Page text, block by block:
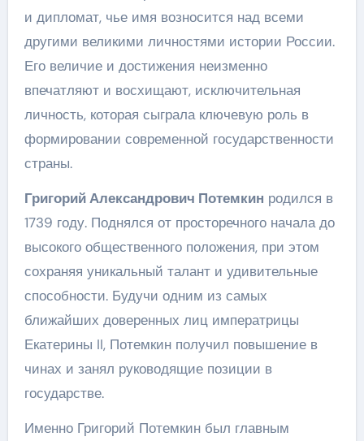
и дипломат, чье имя возносится над всеми
другими великими личностями истории России.
Его величие и достижения неизменно
впечатляют и восхищают, исключительная
личность, которая сыграла ключевую роль в
формировании современной государственности
страны.
Григорий Александрович Потемкин родился в
1739 году. Поднялся от просторечного начала до
высокого общественного положения, при этом
сохраняя уникальный талант и удивительные
способности. Будучи одним из самых
ближайших доверенных лиц императрицы
Екатерины II, Потемкин получил повышение в
чинах и занял руководящие позиции в
государстве.
Именно Григорий Потемкин был главным